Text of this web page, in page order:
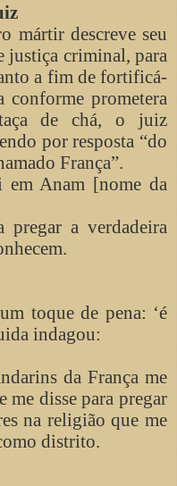
mártir descreve seu
criminal, para
a fim de fortificá-
prometera
de chá, o juiz
por resposta “do
França”.
em Anam [nome da
pregar a verdadeira
toque de pena: ‘é
indagou:
da França me
me disse para pregar
na religião que me
distrito.